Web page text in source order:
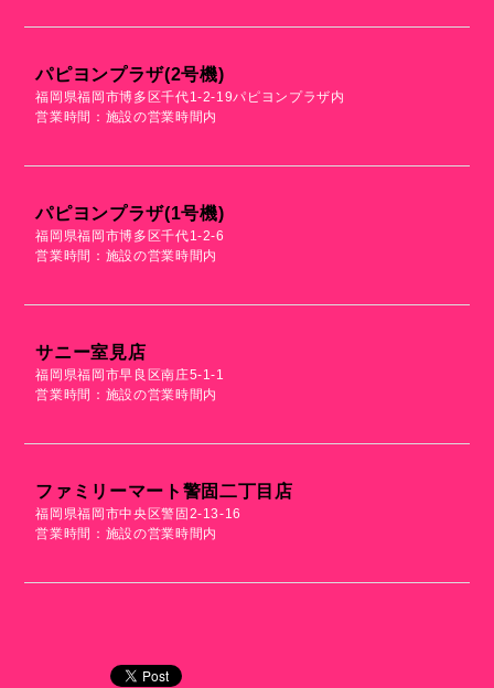
パピヨンプラザ(2号機)
福岡県福岡市博多区千代1-2-19パピヨンプラザ内
営業時間：施設の営業時間内
パピヨンプラザ(1号機)
福岡県福岡市博多区千代1-2-6
営業時間：施設の営業時間内
サニー室見店
福岡県福岡市早良区南庄5-1-1
営業時間：施設の営業時間内
ファミリーマート警固二丁目店
福岡県福岡市中央区警固2-13-16
営業時間：施設の営業時間内